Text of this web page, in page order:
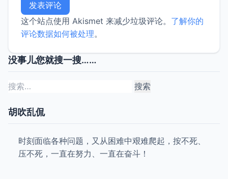
这个站点使用 Akismet 来减少垃圾评论。 了解你的
评论数据如何被处理。
没事儿您就搜一搜……
搜
胡吹乱侃
时刻面临各种问题，又从困难中艰难爬起，按不死、
压不死，一直在努力、一直在奋斗！